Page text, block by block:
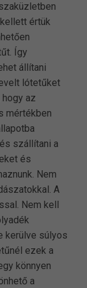
értük
Így
állítani
lótetűket
az
mértékben
szállítani a
és
Nem
A
Nem kell
kerülve súlyos
ezek a
könnyen
a